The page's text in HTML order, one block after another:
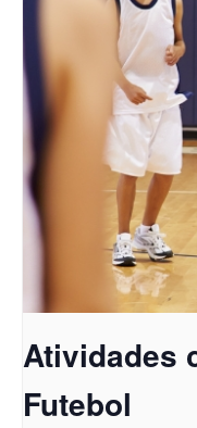
Atividades
Futebol